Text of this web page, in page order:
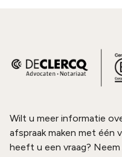
Wilt u meer informatie
afspraak maken met één
heeft u een vraag?